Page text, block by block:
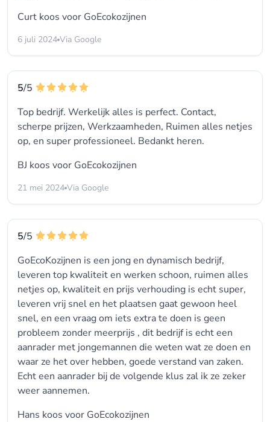
Curt koos voor GoEcokozijnen
6 juli 2024 Via Google
5/5
Top bedrijf. Werkelijk alles is perfect. Contact,
scherpe prijzen, Werkzaamheden, Ruimen alles netjes
op, en super professioneel. Bedankt heren.
BJ koos voor GoEcokozijnen
21 mei 2024 Via Google
5/5
GoEcoKozijnen is een jong en dynamisch bedrijf,
leveren top kwaliteit en werken schoon, ruimen alles
netjes op, kwaliteit en prijs verhouding is echt super,
leveren vrij snel en het plaatsen gaat gewoon heel
snel, en een vraag om iets extra te doen is geen
probleem zonder meerprijs , dit bedrijf is echt een
aanrader met jongemannen die weten wat ze doen en
waar ze het over hebben, goede verstand van zaken.
Echt een aanrader bij de volgende klus zal ik ze zeker
weer aannemen.
Hans koos voor GoEcokozijnen